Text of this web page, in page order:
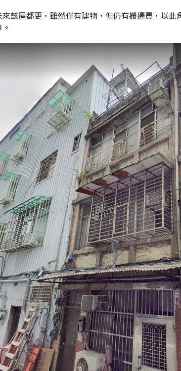
該屋都更，雖然僅有建物，但仍有搬遷費，以